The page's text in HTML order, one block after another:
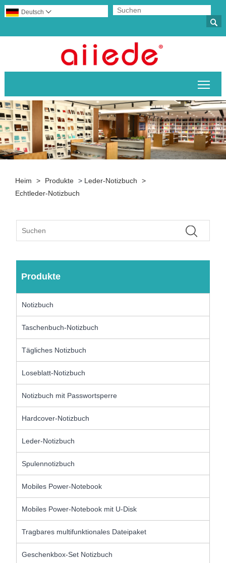

Deutsch 
Heim > Produkte > Leder-Notizbuch
>
Echtleder-Notizbuch
Produkte
Notizbuch
Taschenbuch-Notizbuch
Tägliches Notizbuch
Loseblatt-Notizbuch
Notizbuch mit Passwortsperre
Hardcover-Notizbuch
Leder-Notizbuch
Spulennotizbuch
Mobiles Power-Notebook
Mobiles Power-Notebook mit U-Disk
Tragbares multifunktionales Dateipaket
Geschenkbox-Set Notizbuch